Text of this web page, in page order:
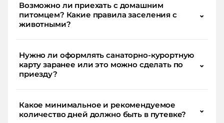
Возможно ли приехать с домашним
питомцем? Какие правила заселения с
животными?
⌄
Нужно ли оформлять санаторно-курортную
карту заранее или это можно сделать по
приезду?
⌄
Какое минимальное и рекомендуемое
количество дней должно быть в путевке?
⌄